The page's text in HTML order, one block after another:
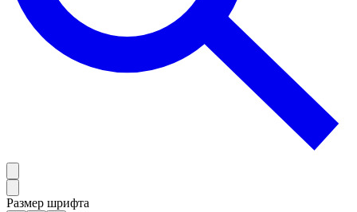
Размер шрифта